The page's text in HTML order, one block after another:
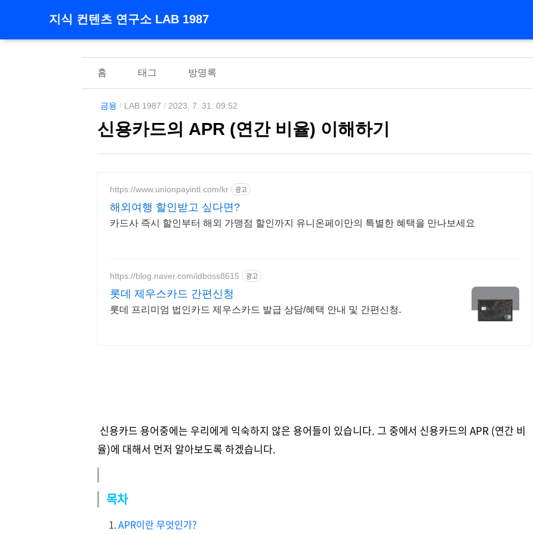
지식 컨텐츠 연구소 LAB 1987
홈 태그 방명록
금융 / LAB 1987 / 2023. 7. 31. 09:52
신용카드의 APR (연간 비율) 이해하기
https://www.unionpayintl.com/kr 광고
해외여행 할인받고 싶다면?
카드사 즉시 할인부터 해외 가맹점 할인까지 유니온페이만의 특별한 혜택을 만나보세요
https://blog.naver.com/idboss8615 광고
롯데 제우스카드 간편신청
롯데 프리미엄 법인카드 제우스카드 발급 상담/혜택 안내 및 간편신청.
신용카드 용어중에는 우리에게 익숙하지 않은 용어들이 있습니다. 그 중에서 신용카드의 APR (연간 비
율)에 대해서 먼저 알아보도록 하겠습니다.
목차
APR이란 무엇인가?